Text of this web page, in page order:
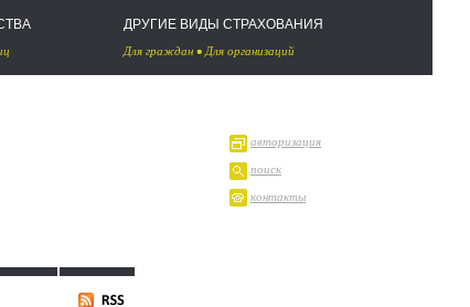
ДРУГИЕ ВИДЫ СТРАХОВАНИЯ
Для граждан •Для организаций
авторизация
поиск
контакты